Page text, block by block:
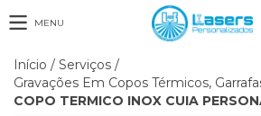
MENU
Início / Serviços /
Gravações Em Copos Térmicos,
COPO TERMICO INOX CUIA